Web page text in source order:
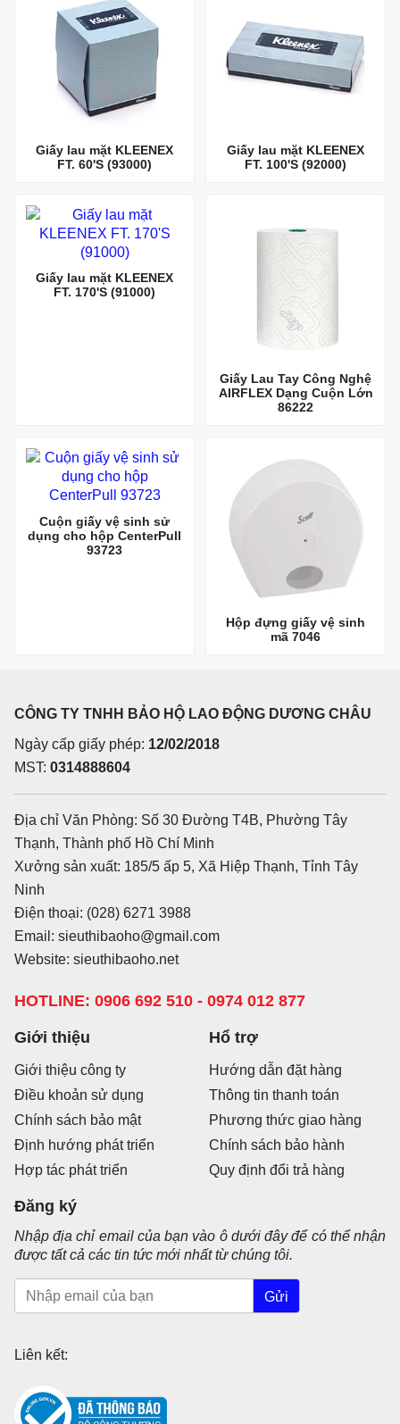
Giấy lau mặt KLEENEX
FT. 60'S (93000)
Giấy lau mặt KLEENEX
FT. 100'S (92000)
Giấy lau mặt KLEENEX
FT. 170'S (91000)
Giấy Lau Tay Công Nghệ
AIRFLEX Dạng Cuộn Lớn
86222
Cuộn giấy vệ sinh sử
dụng cho hộp CenterPull
93723
Hộp đựng giấy vệ sinh
mã 7046
CÔNG TY TNHH BẢO HỘ LAO ĐỘNG DƯƠNG CHÂU
Ngày cấp giấy phép: 12/02/2018
MST: 0314888604
Địa chỉ Văn Phòng: Số 30 Đường T4B, Phường Tây
Thạnh, Thành phố Hồ Chí Minh
Xưởng sản xuất: 185/5 ấp 5, Xã Hiệp Thạnh, Tỉnh Tây
Ninh
Điện thoại: (028) 6271 3988
Email: sieuthibaoho@gmail.com
Website: sieuthibaoho.net
HOTLINE: 0906 692 510 - 0974 012 877
Giới thiệu
Giới thiệu công ty
Điều khoản sử dụng
Chính sách bảo mật
Định hướng phát triển
Hợp tác phát triển
Hổ trợ
Hướng dẫn đặt hàng
Thông tin thanh toán
Phương thức giao hàng
Chính sách bảo hành
Quy định đổi trả hàng
Đăng ký
Nhập địa chỉ email của bạn vào ô dưới đây để có thể nhận
được tất cả các tin tức mới nhất từ chúng tôi.
Gửi
Liên kết: